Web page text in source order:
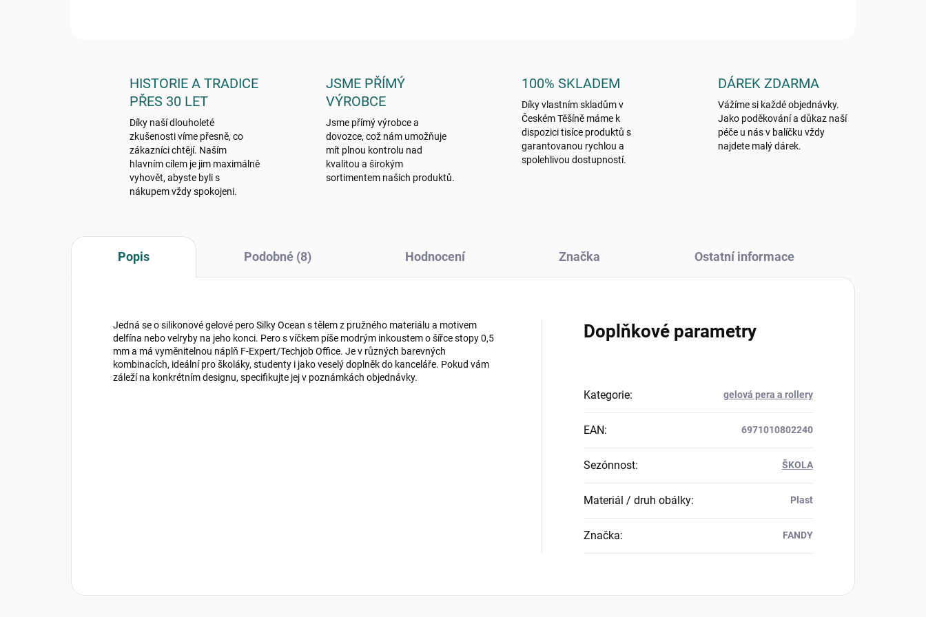
HISTORIE A TRADICE
PŘES 30 LET
Díky naší dlouholeté
zkušenosti víme přesně, co
zákazníci chtějí. Naším
hlavním cílem je jim maximálně
vyhovět, abyste byli s
nákupem vždy spokojeni.
JSME PŘÍMÝ
VÝROBCE
Jsme přímý výrobce a
dovozce, což nám umožňuje
mít plnou kontrolu nad
kvalitou a širokým
sortimentem našich produktů.
100% SKLADEM
Díky vlastním skladům v
Českém Těšíně máme k
dispozici tisíce produktů s
garantovanou rychlou a
spolehlivou dostupností.
DÁREK ZDARMA
Vážíme si každé objednávky.
Jako poděkování a důkaz naší
péče u nás v balíčku vždy
najdete malý dárek.
Popis Podobné (8) Hodnocení Značka Ostatní informace
Jedná se o silikonové gelové pero Silky Ocean s tělem z pružného materiálu a motivem
delfína nebo velryby na jeho konci. Pero s víčkem píše modrým inkoustem o šířce stopy 0,5
mm a má vyměnitelnou náplň F-Expert/Techjob Office. Je v různých barevných
kombinacích, ideální pro školáky, studenty i jako veselý doplněk do kanceláře. Pokud vám
záleží na konkrétním designu, specifikujte jej v poznámkách objednávky.
Doplňkové parametry
Kategorie: gelová pera a rollery
EAN: 6971010802240
Sezónnost: ŠKOLA
Materiál / druh obálky: Plast
Značka: FANDY